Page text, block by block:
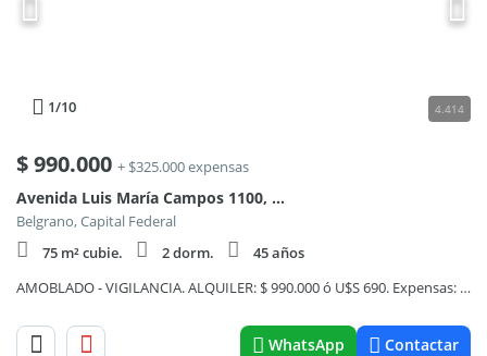
1/10 4.414
$990.000 + $325.000 expensas
Avenida Luis María Campos 1100, Piso 2
Belgrano, Capital Federal
75 m² cubie.
2 dorm.
45 años
AMOBLADO - VIGILANCIA. ALQUILER: $ 990.000 ó U$S 690. Expensas: $ 325.000.
WhatsApp Contactar